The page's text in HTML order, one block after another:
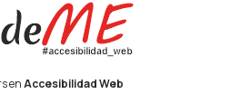
enAccesibilidad Web